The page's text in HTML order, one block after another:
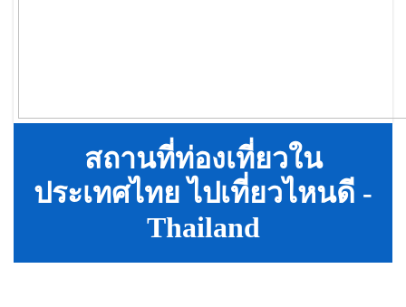
สถานที่ท่องเที่ยวใน
ประเทศไทย ไปเที่ยวไหนดี -
Thailand